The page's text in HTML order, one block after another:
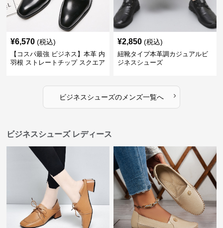
¥6,570 (税込)
【コスパ最強 ビジネス】本革 内
羽根 ストレートチップ スクエア
¥2,850 (税込)
紐靴タイプ本革調カジュアルビ
ジネスシューズ
ビジネスシューズのメンズ一覧へ ›
ビジネスシューズ レディース